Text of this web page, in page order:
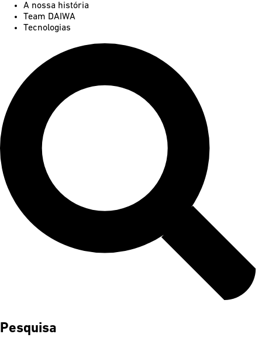
A nossa história
Team DAIWA
Tecnologias
Pesquisa